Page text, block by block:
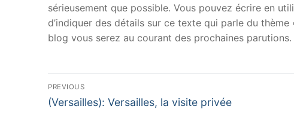
sérieusement que possible. Vous pouvez écrire en
d’indiquer des détails sur ce texte qui parle du
blog vous serez au courant des prochaines parutions.
Navigation
de
PREVIOUS
Previous
(Versailles): Versailles, la visite privée